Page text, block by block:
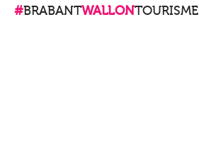
#BRABANTWALLONTOURISME